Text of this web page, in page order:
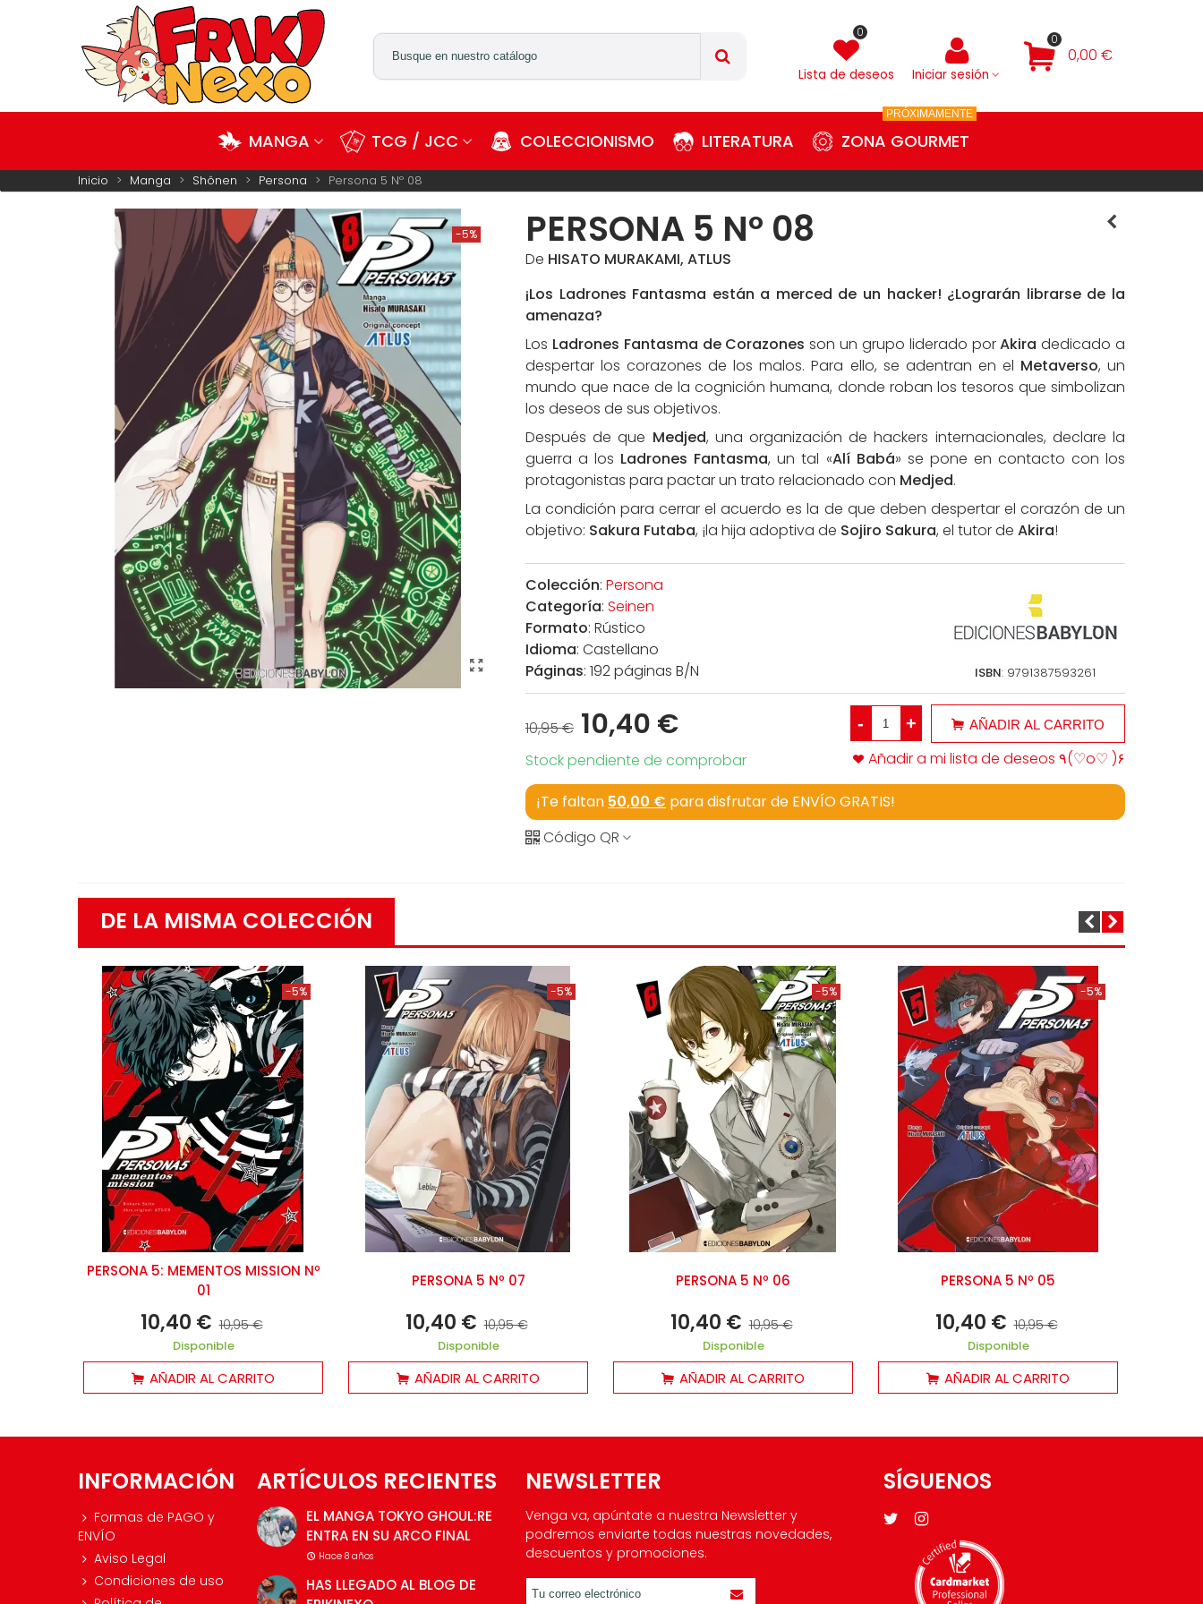
0
Lista de deseos Iniciar sesión
0
0,00 €
MANGA TCG / JCC COLECCIONISMO LITERATURA ZONA GOURMET
PRÓXIMAMENTE
Inicio > Manga > Shônen > Persona > Persona 5 Nº 08
-5% PERSONA 5 Nº 08
De HISATO MURAKAMI, ATLUS
¡Los Ladrones Fantasma están a merced de un hacker! ¿Lograrán librarse de la
amenaza?
Los Ladrones Fantasma de Corazones son un grupo liderado porAkira dedicado a
despertar los corazones de los malos. Para ello, se adentran en el Metaverso, un
mundo que nace de la cognición humana, donde roban los tesoros que simbolizan
los deseos de sus objetivos.
Después de que Medjed, una organización de hackers internacionales, declare la
guerra a los Ladrones Fantasma, un tal «Alí Babá» se pone en contacto con los
protagonistas para pactar un trato relacionado con Medjed.
La condición para cerrar el acuerdo es la de que deben despertar el corazón de un
objetivo: Sakura Futaba, ¡la hija adoptiva de Sojiro Sakura, el tutor de Akira!
ISBN: 9791387593261
Colección: Persona
Categoría: Seinen
Formato: Rústico
Idioma: Castellano
Páginas: 192 páginas B/N
10,95 € 10,40 €
Stock pendiente de comprobar
- + AÑADIR AL CARRITO
Añadir a mi lista de deseos ٩(♡o♡ )۶
¡Te faltan 50,00 € para disfrutar de ENVÍO GRATIS!
Código QR
DE LA MISMA COLECCIÓN
-5%
PERSONA 5: MEMENTOS MISSION Nº
01
10,40 € 10,95 €
Disponible
AÑADIR AL CARRITO
-5%
PERSONA 5 Nº 07
10,40 € 10,95 €
Disponible
AÑADIR AL CARRITO
-5%
PERSONA 5 Nº 06
10,40 € 10,95 €
Disponible
AÑADIR AL CARRITO
-5%
PERSONA 5 Nº 05
10,40 € 10,95 €
Disponible
AÑADIR AL CARRITO
INFORMACIÓN
Formas de PAGO y
ENVÍO
Aviso Legal
Condiciones de uso
ARTÍCULOS RECIENTES
EL MANGA TOKYO GHOUL:RE
ENTRA EN SU ARCO FINAL
Hace 8 años
HAS LLEGADO AL BLOG DE
NEWSLETTER
Venga va, apúntate a nuestra Newsletter y
podremos enviarte todas nuestras novedades,
descuentos y promociones.
SÍGUENOS